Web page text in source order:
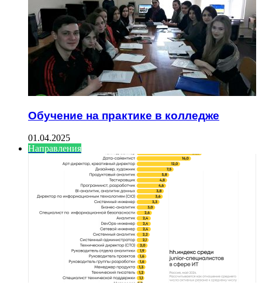
Обучение на практике в колледже
01.04.2025
Направления